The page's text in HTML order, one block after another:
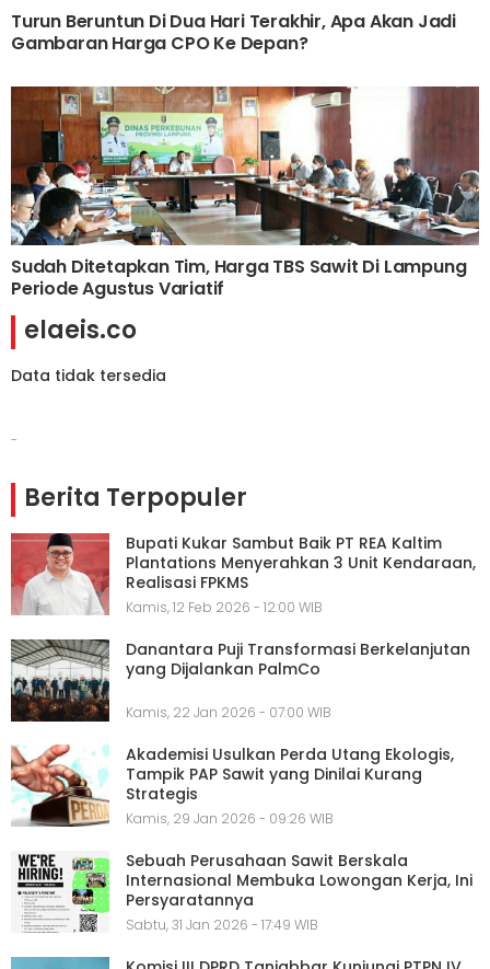
Turun Beruntun Di Dua Hari Terakhir, Apa Akan Jadi
Gambaran Harga CPO Ke Depan?
Sudah Ditetapkan Tim, Harga TBS Sawit Di Lampung
Periode Agustus Variatif
elaeis.co
Data tidak tersedia
-
Berita Terpopuler
Bupati Kukar Sambut Baik PT REA Kaltim
Plantations Menyerahkan 3 Unit Kendaraan,
Realisasi FPKMS
Kamis, 12 Feb 2026 - 12:00 WIB
Danantara Puji Transformasi Berkelanjutan
yang Dijalankan PalmCo
Kamis, 22 Jan 2026 - 07:00 WIB
Akademisi Usulkan Perda Utang Ekologis,
Tampik PAP Sawit yang Dinilai Kurang
Strategis
Kamis, 29 Jan 2026 - 09:26 WIB
Sebuah Perusahaan Sawit Berskala
Internasional Membuka Lowongan Kerja, Ini
Persyaratannya
Sabtu, 31 Jan 2026 - 17:49 WIB